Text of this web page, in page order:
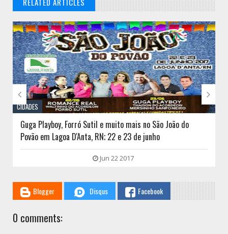
// THATS WHAT YOU MIGHT BE LOOKING FOR
CIDADES
Guga Playboy, Forró Sutil e muito mais no São João do
Povão em Lagoa D'Anta, RN; 22 e 23 de junho
Jun 22 2017
 
Blogger Disqus Facebook
0 comments: